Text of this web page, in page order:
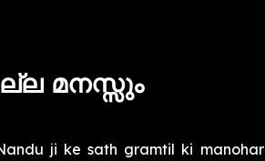
മനസ്സും
ji ke sath gramtil ki manohar